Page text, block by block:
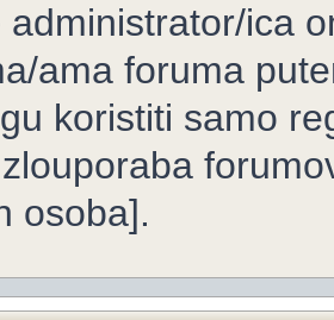
administrator/ica
ama foruma
koristiti samo
osoba].